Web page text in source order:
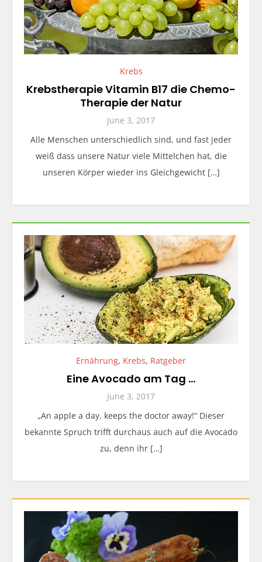
Krebs
Krebstherapie Vitamin B17 die Chemo-
Therapie der Natur
June 3, 2017
Alle Menschen unterschiedlich sind, und fast jeder
weiß dass unsere Natur viele Mittelchen hat, die
unseren Körper wieder ins Gleichgewicht […]
Ernährung, Krebs, Ratgeber
Eine Avocado am Tag …
June 3, 2017
„An apple a day, keeps the doctor away!“ Dieser
bekannte Spruch trifft durchaus auch auf die Avocado
zu, denn ihr […]